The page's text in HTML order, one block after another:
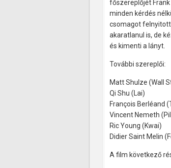
főszereplőjét
minden kérdés
csomagot
akaratlanul is, de
és kimenti a lányt.
További szereplői:
Matt Shulze (Wall
Qi Shu (Lai)
François Berléand
Vincent Nemeth
Ric Young (Kwai)
Didier Saint Melin
A film következő